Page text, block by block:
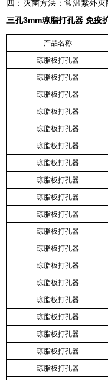
四：灭菌方法：常温紫外
三孔3mm琼脂打孔器 免疫
产品名称
琼脂板打孔器
琼脂板打孔器
琼脂板打孔器
琼脂板打孔器
琼脂板打孔器
琼脂板打孔器
琼脂板打孔器
琼脂板打孔器
琼脂板打孔器
琼脂板打孔器
琼脂板打孔器
琼脂板打孔器
琼脂板打孔器
琼脂板打孔器
琼脂板打孔器
琼脂板打孔器
琼脂板打孔器
琼脂板打孔器
琼脂板打孔器